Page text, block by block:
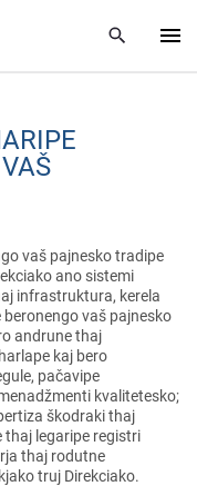
vaš pajnesko tradipe
ano sistemi
infrastruktura, kerela
vaš pajnesko
andrune thaj
kaj bero
pačavipe
kvalitetesko;
škodraki thaj
thaj legaripe registri
thaj rodutne
truj Direkciako.